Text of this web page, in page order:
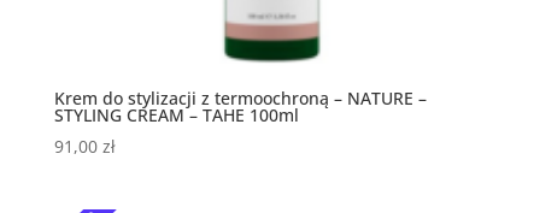
Krem do stylizacji z termoochroną – NATURE –
STYLING CREAM – TAHE 100ml
91,00 zł